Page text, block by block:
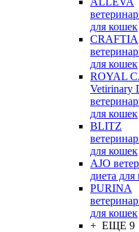
для кошек
CRAFTIA
для кошек
ROYAL
Vetirinary
для кошек
BLITZ
для кошек
AJO
диета
PURINA
для кошек
+ ЕЩЕ 9